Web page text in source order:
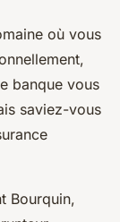
où vous
banque vous
saviez-vous
Bourquin,